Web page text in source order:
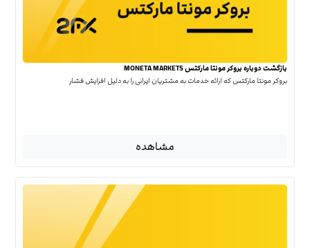
بازگشت دوباره بروکر مونتا مارکتس MONETA MARKETS
بروکر مونتا مارکتس که ارائه خدمات به مشتریان ایرانی را به دلیل افزایش فشار
مشاهده